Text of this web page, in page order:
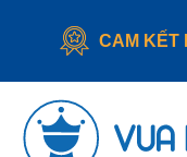
CAM KẾT